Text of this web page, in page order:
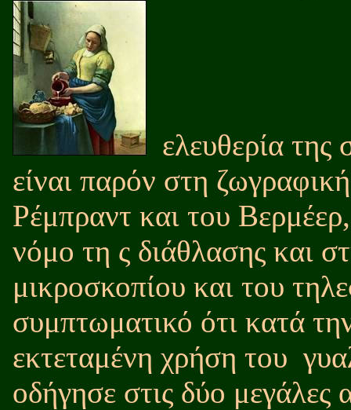
ελευθερία
είναι παρόν στη ζωγραφική
Ρέμπραντ και του
νόμο τη ς διάθλασης και
μικροσκοπίου και του
συμπτωματικό ότι κατά
εκτεταμένη χρήση του
οδήγησε στις δύο μεγάλες